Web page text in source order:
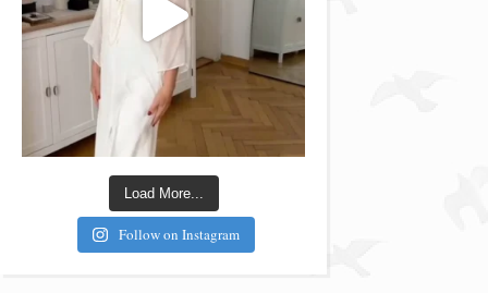
Load More...
Follow on Instagram